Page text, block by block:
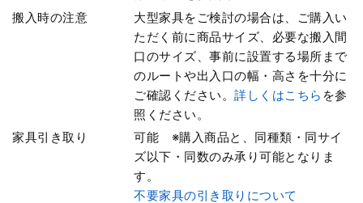
搬入時の注意
大型家具をご検討の場合は、ご購入い
ただく前に商品サイズ、必要な搬入間
口のサイズ、事前に設置する場所まで
のルートや出入口の幅・高さを十分に
ご確認ください。詳しくはこちら を参
照ください。
家具引き取り
可能 ※購入商品と、同種類・同サイ
ズ以下・同数のみ承り可能となりま
す。
不要家具の引き取りについて